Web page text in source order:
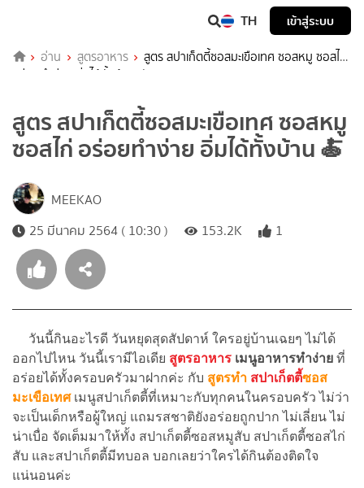
TH เข้าสู่ระบบ
อ่าน สูตรอาหาร
สูตร สปาเก็ตตี้ซอสมะเขือเทศ ซอสหมู ซอสไก่
อร่อยทำง่าย อิ่มได้ทั้งบ้าน 🍝
สูตร สปาเก็ตตี้ซอสมะเขือเทศ ซอสหมู
ซอสไก่ อร่อยทำง่าย อิ่มได้ทั้งบ้าน 🍝
MEEKAO
25 มีนาคม 2564 ( 10:30 )
153.2K 1
วันนี้กินอะไรดี วันหยุดสุดสัปดาห์ ใครอยู่บ้านเฉยๆ ไม่ได้
ออกไปไหน วันนี้เรามีไอเดีย สูตรอาหาร เมนูอาหารทำง่าย ที่
อร่อยได้ทั้งครอบครัวมาฝากค่ะ กับ สูตรทำ สปาเก็ตตี้ซอส
มะเขือเทศเมนูสปาเก็ตตี้ที่เหมาะกับทุกคนในครอบครัว ไม่ว่า
จะเป็นเด็กหรือผู้ใหญ่ แถมรสชาติยังอร่อยถูกปาก ไม่เลี่ยน ไม่
น่าเบื่อ จัดเต็มมาให้ทั้ง สปาเก็ตตี้ซอสหมูสับ สปาเก็ตตี้ซอสไก่
สับ และสปาเก็ตตี้มีทบอล บอกเลยว่าใครได้กินต้องติดใจ
แน่นอนค่ะ